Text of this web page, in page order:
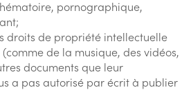
pornographique,
droits de propriété intellectuelle
de la musique, des vidéos,
documents que leur
a pas autorisé par écrit à publier